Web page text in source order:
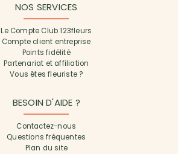
NOS SERVICES
Le Compte Club 123fleurs
Compte client entreprise
Points fidélité
Partenariat et affiliation
Vous êtes fleuriste ?
BESOIN D'AIDE ?
Contactez-nous
Questions fréquentes
Plan du site